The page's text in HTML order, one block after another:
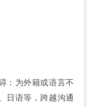
：为外籍或语言不
日语等，跨越沟通